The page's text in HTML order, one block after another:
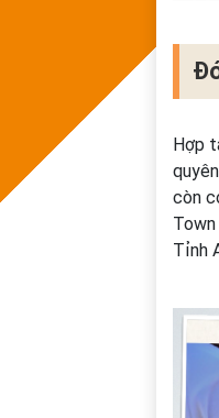
Hợp
còn
Tỉnh